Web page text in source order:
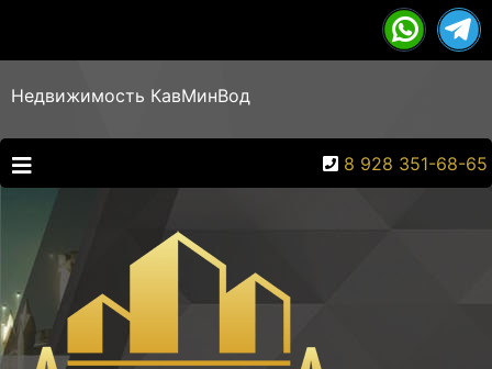
Недвижимость КавМинВод
8 928 351-68-65